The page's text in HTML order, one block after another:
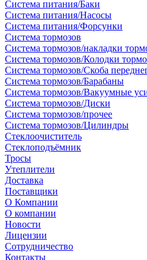
Система питания/Баки
Система питания/Насосы
Система питания/Форсунки
Система тормозов
Система тормозов/накладки
Система тормозов/Колодки
Система тормозов/Скоба
Система тормозов/Барабаны
Система тормозов/Вакуумные
Система тормозов/Диски
Система тормозов/прочее
Система тормозов/Цилиндры
Стеклоочиститель
Стеклоподъёмник
Тросы
Утеплители
Доставка
Поставщики
О Компании
О компании
Новости
Лицензии
Сотрудничество
Контакты